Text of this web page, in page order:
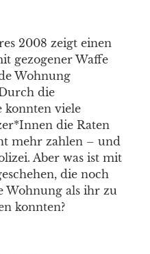
2008 zeigt einen
gezogener Waffe
Wohnung
die
viele
die Raten
mehr zahlen – und
Aber was ist mit
die noch
Wohnung als ihr zu
konnten?